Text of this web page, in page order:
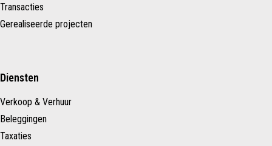
Transacties
Gerealiseerde projecten
Diensten
Verkoop & Verhuur
Beleggingen
Taxaties